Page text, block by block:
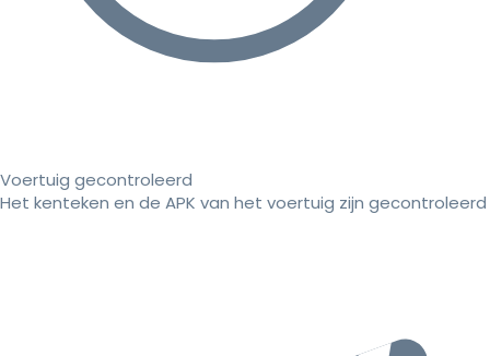
Voertuig gecontroleerd
Het kenteken en de APK van het voertuig zijn gecontroleerd